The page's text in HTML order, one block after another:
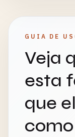
GUIA DE
Veja
esta
que